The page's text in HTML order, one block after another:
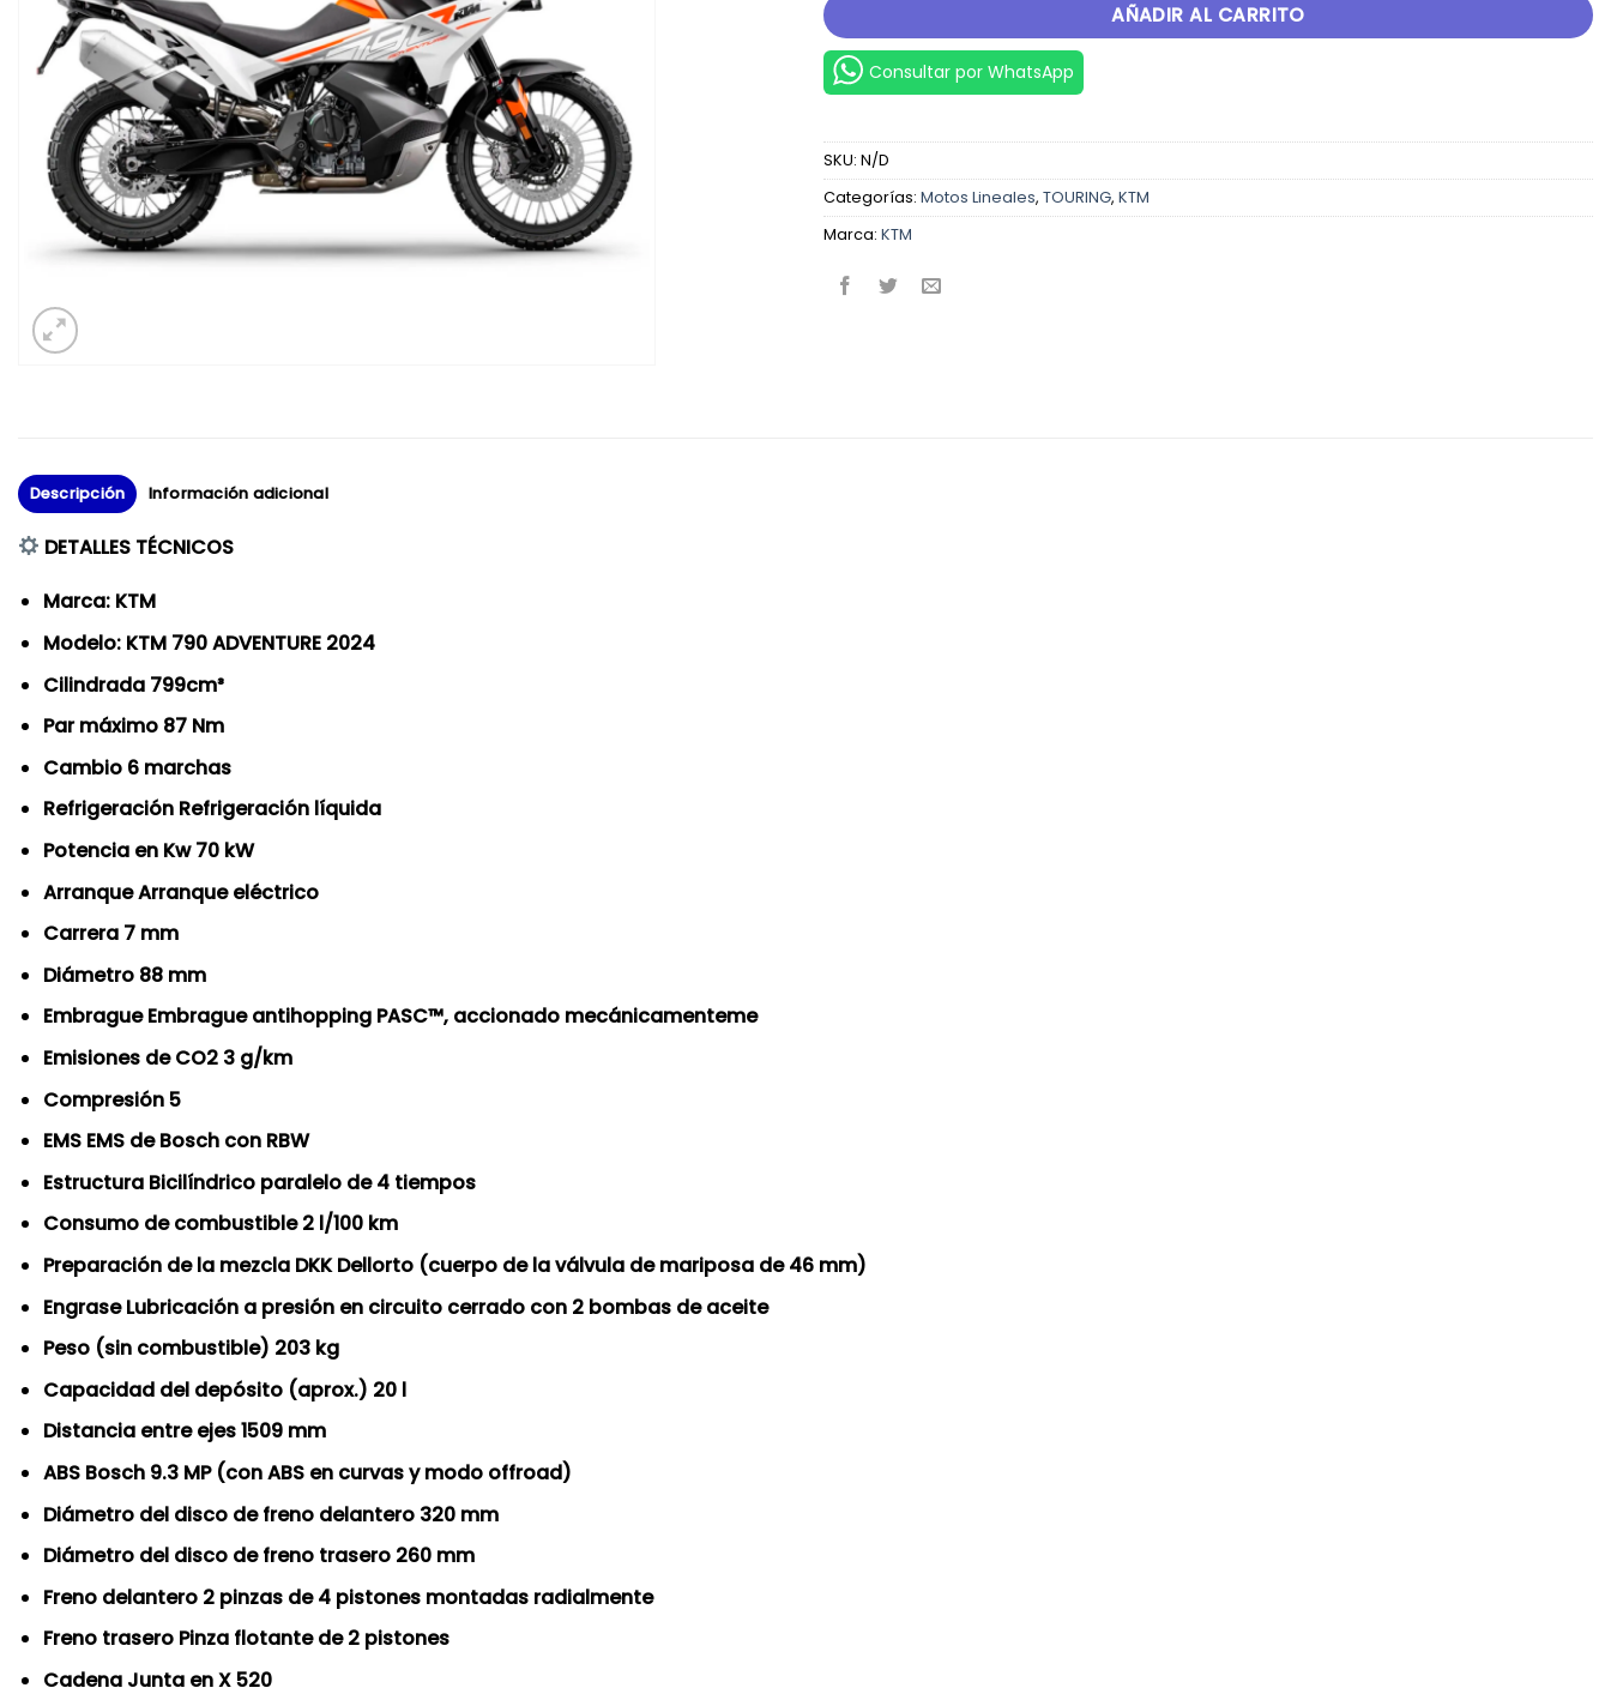
AÑADIR AL CARRITO
Consultar por WhatsApp
SKU: N/D
Categorías: Motos Lineales, TOURING, KTM
Marca: KTM
Descripción Información adicional
DETALLES TÉCNICOS
Marca: KTM
Modelo: KTM 790 ADVENTURE 2024
Cilindrada 799cm³
Par máximo 87 Nm
Cambio 6 marchas
Refrigeración Refrigeración líquida
Potencia en Kw 70 kW
Arranque Arranque eléctrico
Carrera 7 mm
Diámetro 88 mm
Embrague Embrague antihopping PASC™, accionado mecánicamenteme
Emisiones de CO2 3 g/km
Compresión 5
EMS EMS de Bosch con RBW
Estructura Bicilíndrico paralelo de 4 tiempos
Consumo de combustible 2 l/100 km
Preparación de la mezcla DKK Dellorto (cuerpo de la válvula de mariposa de 46 mm)
Engrase Lubricación a presión en circuito cerrado con 2 bombas de aceite
Peso (sin combustible) 203 kg
Capacidad del depósito (aprox.) 20 l
Distancia entre ejes 1509 mm
ABS Bosch 9.3 MP (con ABS en curvas y modo offroad)
Diámetro del disco de freno delantero 320 mm
Diámetro del disco de freno trasero 260 mm
Freno delantero 2 pinzas de 4 pistones montadas radialmente
Freno trasero Pinza flotante de 2 pistones
Cadena Junta en X 520